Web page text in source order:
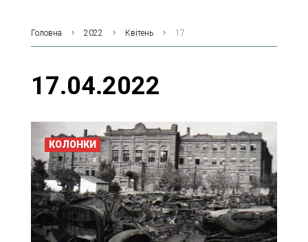
Головна 2022 Квітень 17
17.04.2022
КОЛОНКИ